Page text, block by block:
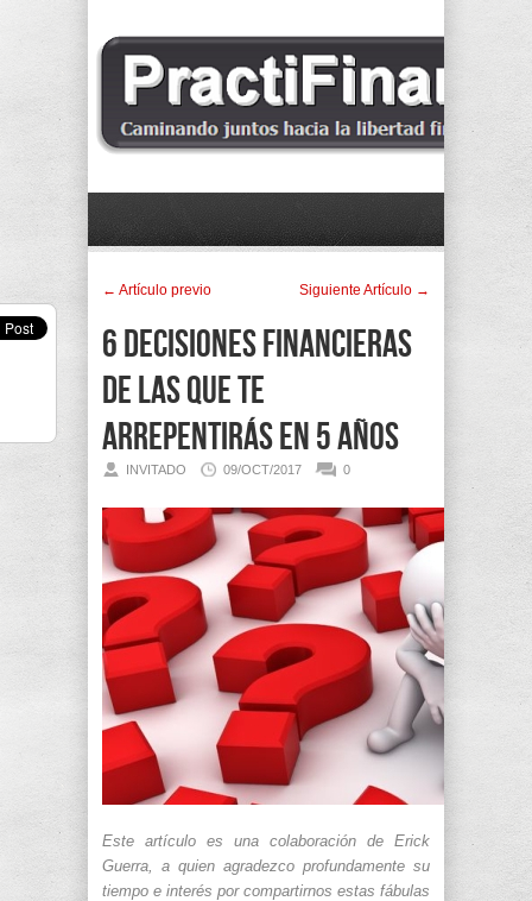
← Artí­culo previo Siguiente Artí­culo →
6 decisiones financieras
de las que te
arrepentirás en 5 años
INVITADO 09/OCT/2017 0
Este artículo es una colaboración de Erick
Guerra, a quien agradezco profundamente su
tiempo e interés por compartirnos estas fábulas